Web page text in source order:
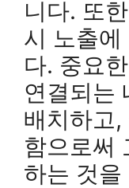
니다. 또
시 노출에
다. 중요
연결되는
배치하고
함으로써
하는 것